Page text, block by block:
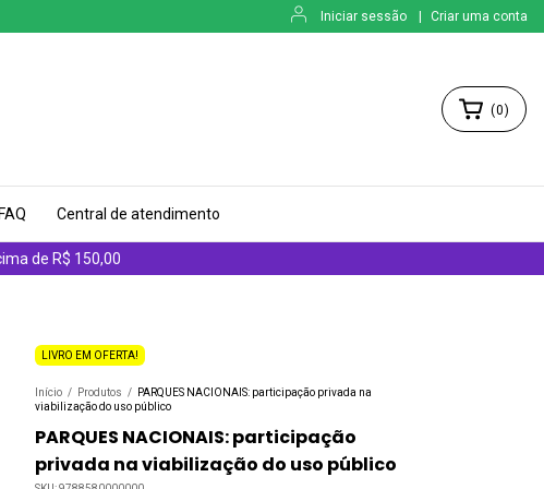
Iniciar sessão Criar uma conta
de R$ 150,00
(0)
FAQ Central de atendimento
LIVRO EM OFERTA!
Início / Produtos /
PARQUES NACIONAIS: participação privada na
viabilização do uso público
PARQUES NACIONAIS: participação
privada na viabilização do uso público